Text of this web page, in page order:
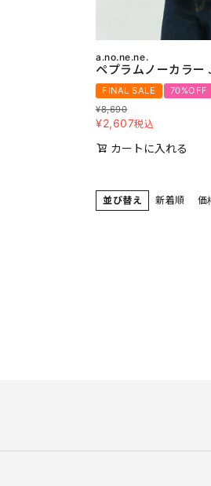
a.no.ne.ne.
ペプラムノーカラー
FINAL SALE
70%OFF
¥8,690
¥2,607税込
カートに入れる
並び替え 新着順 価